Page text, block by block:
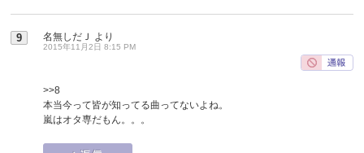
9 名無しだＪ より
2015年11月2日 8:15 PM
>>8
本当今って皆が知ってる曲ってないよね。
嵐はオタ専だもん。。。